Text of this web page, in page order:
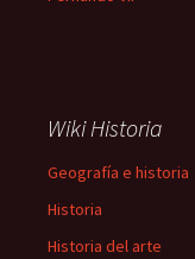
Wiki Historia
Geografía e historia
Historia
Historia del arte